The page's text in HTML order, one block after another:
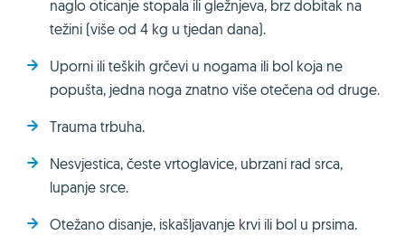
naglo oticanje stopala ili gležnjeva, brz dobitak na
težini (više od 4 kg u tjedan dana).
Uporni ili teških grčevi u nogama ili bol koja ne
popušta, jedna noga znatno više otečena od druge.
Trauma trbuha.
Nesvjestica, česte vrtoglavice, ubrzani rad srca,
lupanje srce.
Otežano disanje, iskašljavanje krvi ili bol u prsima.